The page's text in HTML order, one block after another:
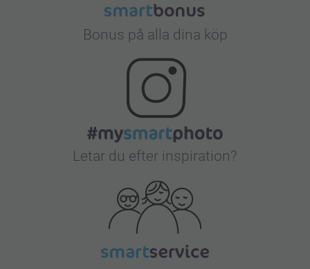
Bonus på alla dina köp
Letar du efter inspiration?